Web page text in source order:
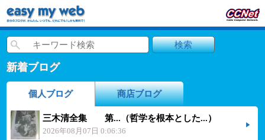
新着ブログ
個人ブログ 商店ブログ
三木清全集 第...（哲学を根本とした...）
2026年08月07日 0:06:36